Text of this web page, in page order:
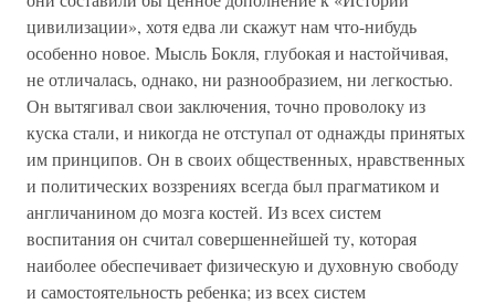
цивилизации», хотя едва ли скажут нам что-нибудь
особенно новое. Мысль Бокля, глубокая и настойчивая,
не отличалась, однако, ни разнообразием, ни легкостью.
Он вытягивал свои заключения, точно проволоку из
куска стали, и никогда не отступал от однажды принятых
им принципов. Он в своих общественных, нравственных
и политических воззрениях всегда был прагматиком и
англичанином до мозга костей. Из всех систем
воспитания он считал совершеннейшей ту, которая
наиболее обеспечивает физическую и духовную свободу
и самостоятельность ребенка; из всех систем